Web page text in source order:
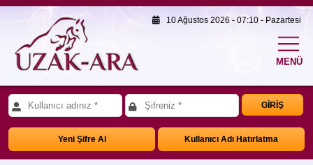
10 Ağustos 2026 - 07:10 - Pazartesi
MENÜ
GİRİŞ
Yeni Şifre Al Kullanıcı Adı Hatırlatma